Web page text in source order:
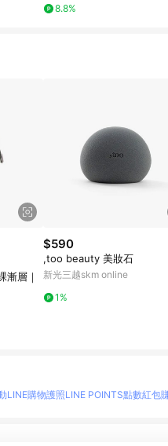
8.8%
層｜
$590
,too beauty 美妝石
新光三越skm online
1%
LINE購物護照LINE POINTS點數紅包